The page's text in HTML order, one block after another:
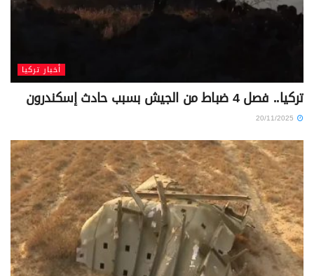
أخبار تركيا
تركيا.. فصل 4 ضباط من الجيش بسبب حادث إسكندرون